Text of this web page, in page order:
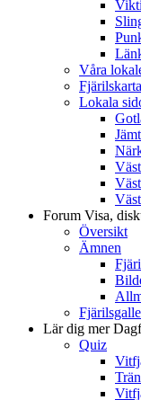
Våra
Fjärilskarta
Lokala
Forum Visa,
Översikt
Ämnen
Lär dig mer
Quiz